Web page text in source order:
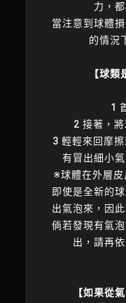
力，
當注意到球體
的情況
【球類
1
2 接著，
3 輕輕來回摩
有冒出細小
※球體在外層皮
即使是全新的
出氣泡來，因
倘若發現有氣
出，請再
【如果從